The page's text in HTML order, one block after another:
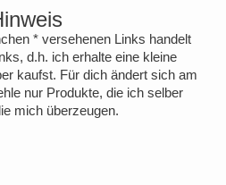
* versehenen Links handelt
d.h. ich erhalte eine kleine
kaufst. Für dich ändert sich am
nur Produkte, die ich selber
mich überzeugen.